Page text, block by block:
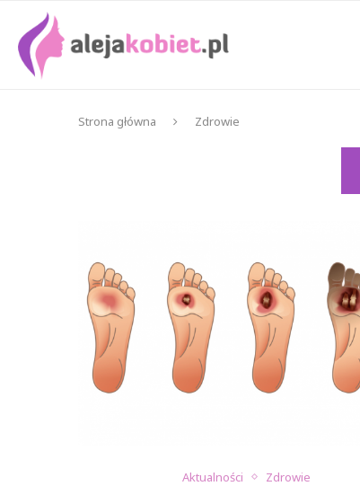
Strona główna Zdrowie
Aktualności Zdrowie